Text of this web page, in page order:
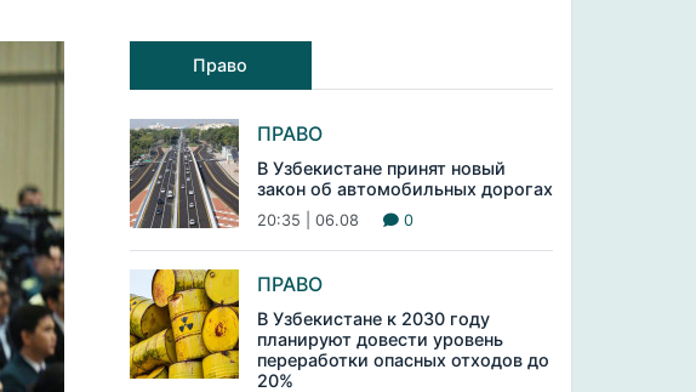
Право
ПРАВО
В Узбекистане принят новый
закон об автомобильных дорогах
20:35 | 06.08 0
ПРАВО
В Узбекистане к 2030 году
планируют довести уровень
переработки опасных отходов до
20%